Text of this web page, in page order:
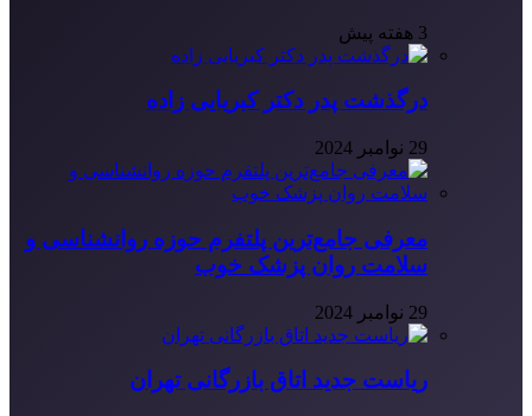
3 هفته پیش
درگذشت پدر دکتر کبریایی زاده
29 نوامبر 2024
معرفی جامع‌ترین پلتفرم حوزه روانشناسی و
سلامت روان پزشک خوب
29 نوامبر 2024
ریاست جدید اتاق بازرگانی تهران